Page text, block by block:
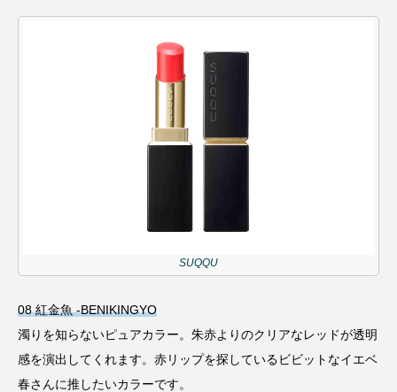
SUQQU
08 紅金魚 -BENIKINGYO
濁りを知らないピュアカラー。朱赤よりのクリアなレッドが透明
感を演出してくれます。赤リップを探しているビビットなイエベ
春さんに推したいカラーです。